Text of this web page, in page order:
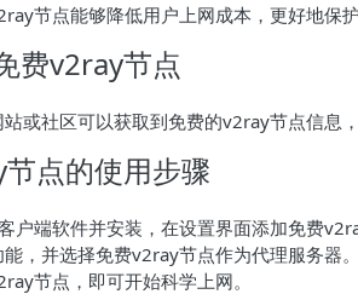
节点能够降低用户上网成本，更好地保
费v2ray节点
或社区可以获取到免费的v2ray节点信息
点的使用步骤
户端软件并安装，在设置界面添加免费
，并选择免费v2ray节点作为代理服务器。
节点，即可开始科学上网。